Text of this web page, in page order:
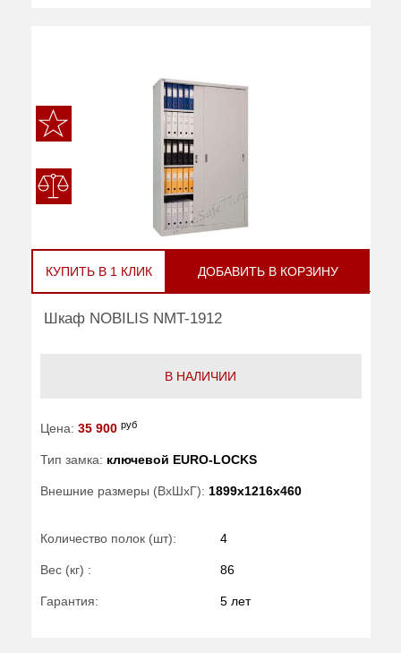
КУПИТЬ В 1 КЛИК ДОБАВИТЬ В КОРЗИНУ
Шкаф NOBILIS NMT-1912
В НАЛИЧИИ
Цена: 35 900 руб
Тип замка: ключевой EURO-LOCKS
Внешние размеры (ВхШхГ): 1899x1216x460
Количество полок (шт): 4
Вес (кг) : 86
Гарантия: 5 лет